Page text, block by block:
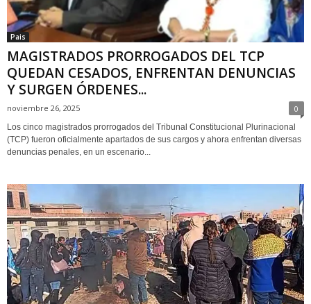
Pais
MAGISTRADOS PRORROGADOS DEL TCP
QUEDAN CESADOS, ENFRENTAN DENUNCIAS
Y SURGEN ÓRDENES...
noviembre 26, 2025 0
Los cinco magistrados prorrogados del Tribunal Constitucional Plurinacional
(TCP) fueron oficialmente apartados de sus cargos y ahora enfrentan diversas
denuncias penales, en un escenario...